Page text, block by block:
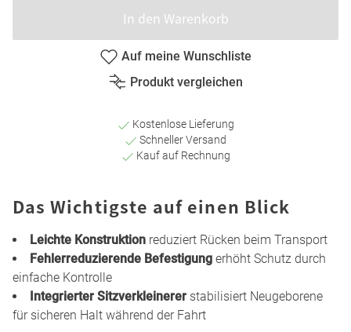
In den Warenkorb
Auf meine Wunschliste
Produkt vergleichen
Kostenlose Lieferung
Schneller Versand
Kauf auf Rechnung
Das Wichtigste auf einen Blick
Leichte Konstruktion reduziert Rücken beim Transport
Fehlerreduzierende Befestigung erhöht Schutz durch
einfache Kontrolle
Integrierter Sitzverkleinerer stabilisiert Neugeborene
für sicheren Halt während der Fahrt